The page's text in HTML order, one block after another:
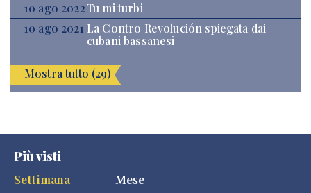
10 ago 2022Tu mi turbi
10 ago 2021 La Contro Revolución spiegata dai
cubani bassanesi
Mostra tutto (29)
Più visti
Settimana
Mese